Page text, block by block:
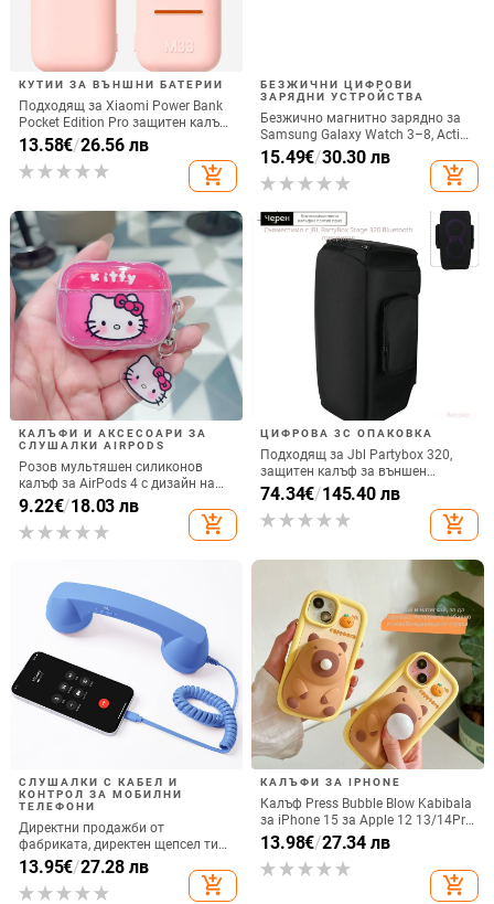
КУТИИ ЗА ВЪНШНИ БАТЕРИИ
Подходящ за Xiaomi Power Bank
Pocket Edition Pro защитен калъф
33W силиконов 10000mA
неплъзгащ се защитен калъф за
Power Bank
13.58€/26.56 лв
add_shopping_cart
БЕЗЖИЧНИ ЦИФРОВИ
ЗАРЯДНИ УСТРОЙСТВА
Безжично магнитно зарядно за
Samsung Galaxy Watch 3–8, Active
1/2 • QC2.0 • Магнитно зареждане
• 3W / 1A
15.49€/30.30 лв
add_shopping_cart
КАЛЪФИ И АКСЕСОАРИ ЗА
СЛУШАЛКИ AIRPODS
Розов мультяшен силиконов
калъф за AirPods 4 с дизайн на
котка
9.22€/18.03 лв
add_shopping_cart
ЦИФРОВА 3C ОПАКОВКА
Подходящ за Jbl Partybox 320,
защитен калъф за външен
високоговорител, калъф за
количка Stage 320 Audio,
прахозащитно покритие.
74.34€/145.40 лв
add_shopping_cart
СЛУШАЛКИ С КАБЕЛ И
КОНТРОЛ ЗА МОБИЛНИ
ТЕЛЕФОНИ
Директни продажби от
фабриката, директен щепсел тип
C, мобилен телефон, Douyin
Internet Celebrity, електрически
микрофон, слушалки с C порт,
13.95€/27.28 лв
add_shopping_cart
КАЛЪФИ ЗА IPHONE
Калъф Press Bubble Blow Kabibala
за iPhone 15 за Apple 12 13/14Pro
Max, устойчив на изпускане 11
13.98€/27.34 лв
add_shopping_cart